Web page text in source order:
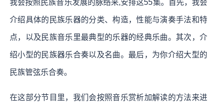
我会按照民族音乐发展的脉络来,安排这55集。首先，我会
介绍具体的民族乐器的分类、构造，性能与演奏手法和特
点，以及民族音乐里最典型的乐器的经典乐曲。其次，介
绍小型的民族器乐合奏以及名曲。最后，为你介绍大型的
民族管弦乐合奏。
在这部分节目里，我们会按照音乐赏析加解读的方法来进